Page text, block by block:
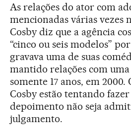
As relações do ator com
mencionadas várias vezes
Cosby diz que a agência
“cinco ou seis modelos”
gravava uma de suas
mantido relações com
somente 17 anos, em 2000.
Cosby estão tentando fazer
depoimento não seja
julgamento.